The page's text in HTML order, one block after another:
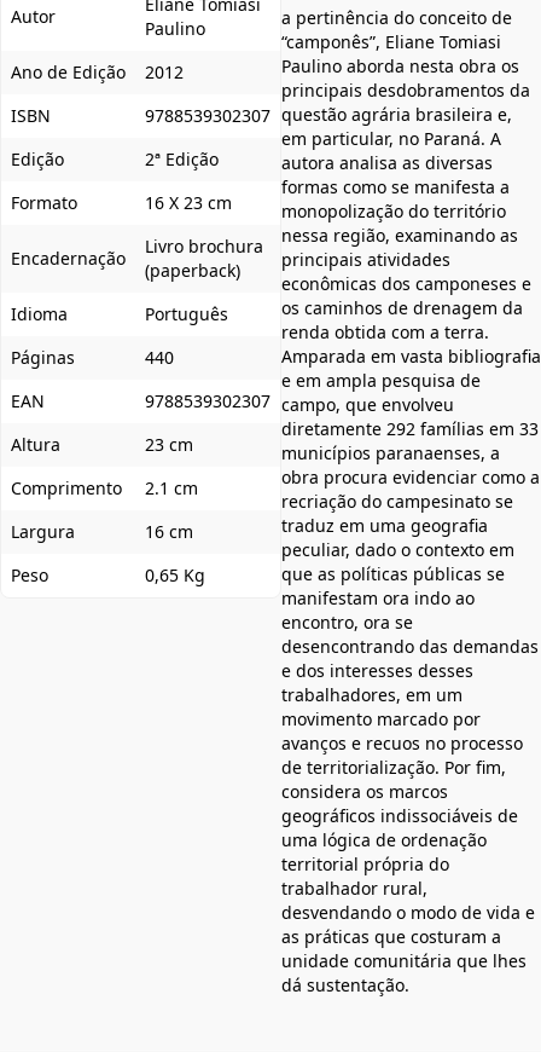
Autor
Paulino
Ano de Edição
2012
ISBN
9788539302307
Edição
2ª Edição
Formato
16 X 23 cm
Encadernação
Livro brochura
(paperback)
Idioma
Português
Páginas
440
EAN
9788539302307
Altura
23 cm
Comprimento
2.1 cm
Largura
16 cm
Peso
0,65 Kg
a pertinência do conceito de
“camponês”, Eliane Tomiasi
Paulino aborda nesta obra os
principais desdobramentos da
questão agrária brasileira e,
em particular, no Paraná. A
autora analisa as diversas
formas como se manifesta a
monopolização do território
nessa região, examinando as
principais atividades
econômicas dos camponeses e
os caminhos de drenagem da
renda obtida com a terra.
Amparada em vasta bibliografia
e em ampla pesquisa de
campo, que envolveu
diretamente 292 famílias em 33
municípios paranaenses, a
obra procura evidenciar como a
recriação do campesinato se
traduz em uma geografia
peculiar, dado o contexto em
que as políticas públicas se
manifestam ora indo ao
encontro, ora se
desencontrando das demandas
e dos interesses desses
trabalhadores, em um
movimento marcado por
avanços e recuos no processo
de territorialização. Por fim,
considera os marcos
geográficos indissociáveis de
uma lógica de ordenação
territorial própria do
trabalhador rural,
desvendando o modo de vida e
as práticas que costuram a
unidade comunitária que lhes
dá sustentação.